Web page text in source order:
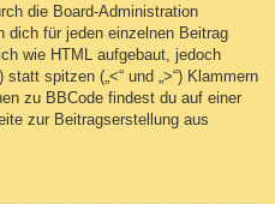
die Board-Administration
dich für jeden einzelnen Beitrag
wie HTML aufgebaut, jedoch
statt spitzen („<“ und „>“) Klammern
zu BBCode findest du auf einer
zur Beitragserstellung aus